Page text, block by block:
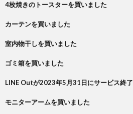
4枚焼きのトースターを買いました
カーテンを買いました
室内物干しを買いました
ゴミ箱を買いました
LINE Outが2023年5月31日にサービス終了
モニターアームを買いました